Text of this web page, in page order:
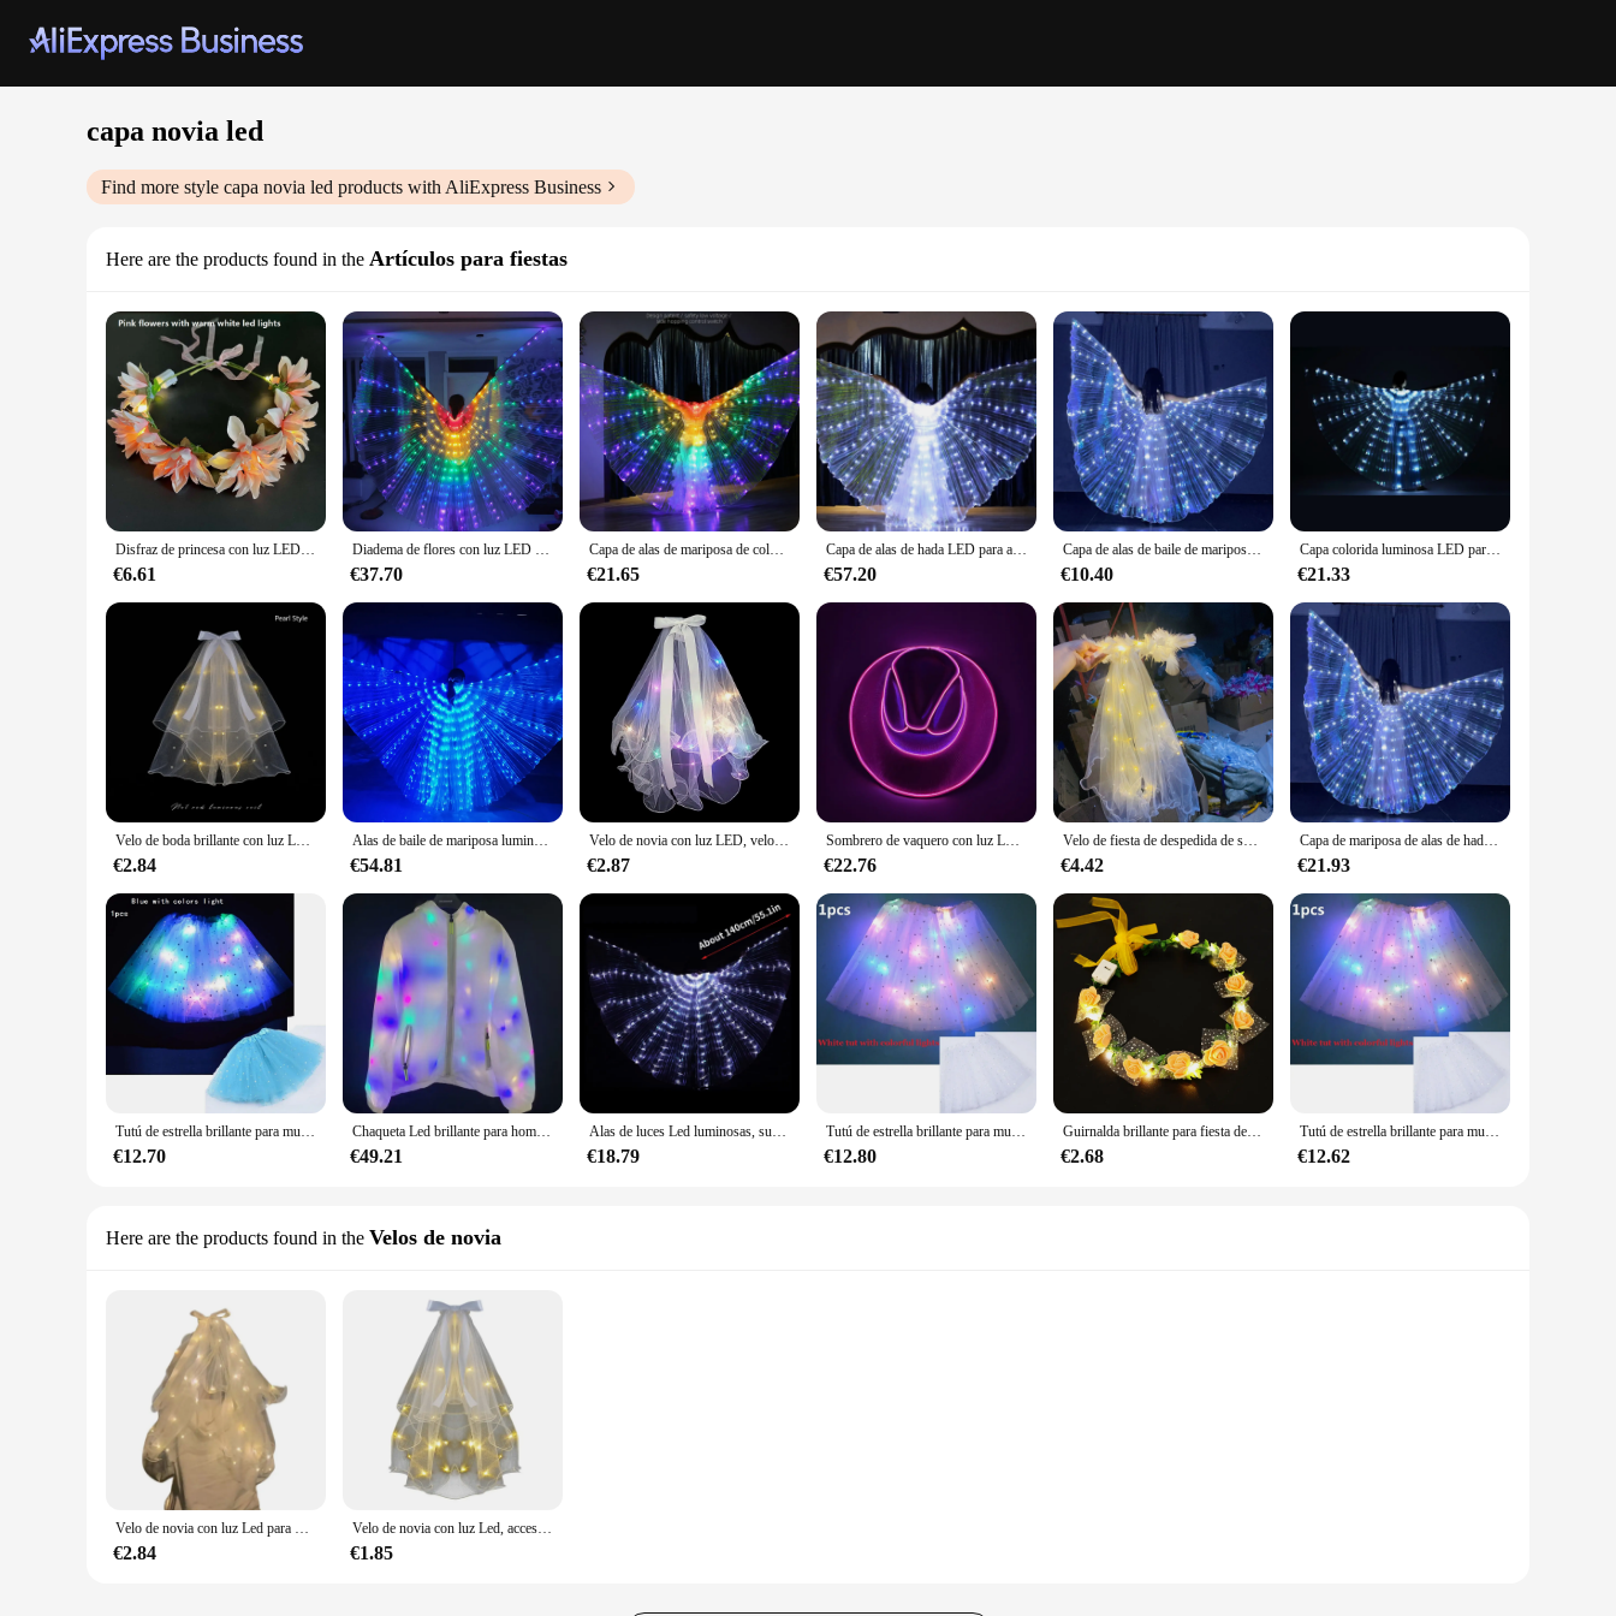
capa novia led
Find more style capa novia led products with AliExpress Business
Here are the products found in the Artículos para fiestas
Disfraz de princesa con luz LED para mujer, traje de hada con alas de Ángel, capa Rave, Cosplay, baile, Halloween, boda, Festival
€6.61
Diadema de flores con luz LED para danza del vientre para mujer, corona, alas de mariposa, capa, capa telescópica, brillo, fiesta, boda, Festival
€37.70
Capa de alas de mariposa de colores para danza del vientre para mujer, disfraz de Rave, alas de Ángel LED, ropa de escenario iluminada para Halloween y Navidad
€21.65
Capa de alas de hada LED para adultos y niños, bailarinas, coloridas alas de mariposa luminosas, baile del vientre, actuación, escenario, fiesta, utilería para fotos
€57.20
Capa de alas de baile de mariposa luminosa LED, espectáculos fluorescentes, actuación, gran evento, accesorios de atmósfera de baile, capa luminosa Led
€10.40
Capa colorida luminosa LED para adultos y niños, ala de mariposa luminosa para baile, actuación en escenario, brillo de vientre, utilería para Fotos de Fiesta
€21.33
Velo de boda brillante con luz LED, accesorio para el cabello con lazo y perlas que brillan en la oscuridad, recuerdo de fiesta de cumpleaños, Cosplay, 1 piezas
€2.84
Alas de baile de mariposa luminosas LED, Accesorios luminosos de baile, capa de danza del vientre fluorescente, longitud de 145cm, adecuado para altura 160
€54.81
Velo de novia con luz LED, velos de novia con Clip para el pelo, fiesta de tul, Festival, disfraz de Halloween
€2.87
Sombrero de vaquero con luz LED para fiesta de despedida de soltera, gorra luminosa para novia, accesorios para club nocturno, suministros para festivales
€22.76
Velo de fiesta de despedida de soltera, corona de flores y plumas, luz LED brillante, velo de novia para regalo, decoración de compromiso para fiesta de boda
€4.42
Capa de mariposa de alas de hada de baile LED, ropa de rendimiento para niños, luz Fastflash de escenario, suministros de baile de vientre LED
€21.93
Tutú de estrella brillante para mujer, falda iluminada, ropa LED para cumpleaños, boda, Ballet, baile, Halloween, Navidad, disfraz de fiesta de lujo
€12.70
Chaqueta Led brillante para hombre y mujer, abrigo luminoso de colores, cortavientos de manga larga para fiesta, suministros para hombre
€49.21
Alas de luces Led luminosas, suministros de rendimiento de escenario, decoración de fiesta de boda, alas de mariposa, baile de hadas
€18.79
Tutú de estrella brillante para mujer, falda iluminada, ropa LED para cumpleaños, boda, Ballet, baile, Halloween, Navidad, disfraz de fiesta de lujo
€12.80
Guirnalda brillante para fiesta de boda, corona de flores, diadema con luz LED, corona de neón de Navidad, decoración luminosa para el cabello, diadema
€2.68
Tutú de estrella brillante para mujer, falda iluminada, ropa LED para cumpleaños, boda, Ballet, baile, Halloween, Navidad, disfraz de fiesta de lujo
€12.62
Here are the products found in the Velos de novia
Velo de novia con luz Led para mujer, accesorio elegante y bonito para fiesta de boda, 2023
€2.84
Velo de novia con luz Led, accesorio para el cabello de tul, con pico de pato, envío directo
€1.85